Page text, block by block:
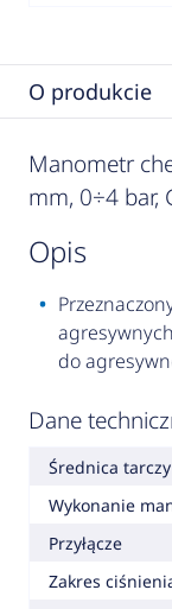
O produkcie
Manometr
mm, 0÷4 bar,
opis
do
Dane
Średnica tarczy
Wykonanie
Przyłącze
Zakres